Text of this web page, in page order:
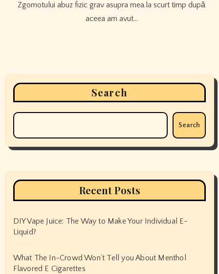
Zgomotului abuz fizic grav asupra mea.la scurt timp după
aceea am avut…
Search
Search
Recent Posts
DIY Vape Juice: The Way to Make Your Individual E-
Liquid?
What The In-Crowd Won’t Tell you About Menthol
Flavored E Cigarettes